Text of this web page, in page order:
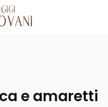
e amaretti